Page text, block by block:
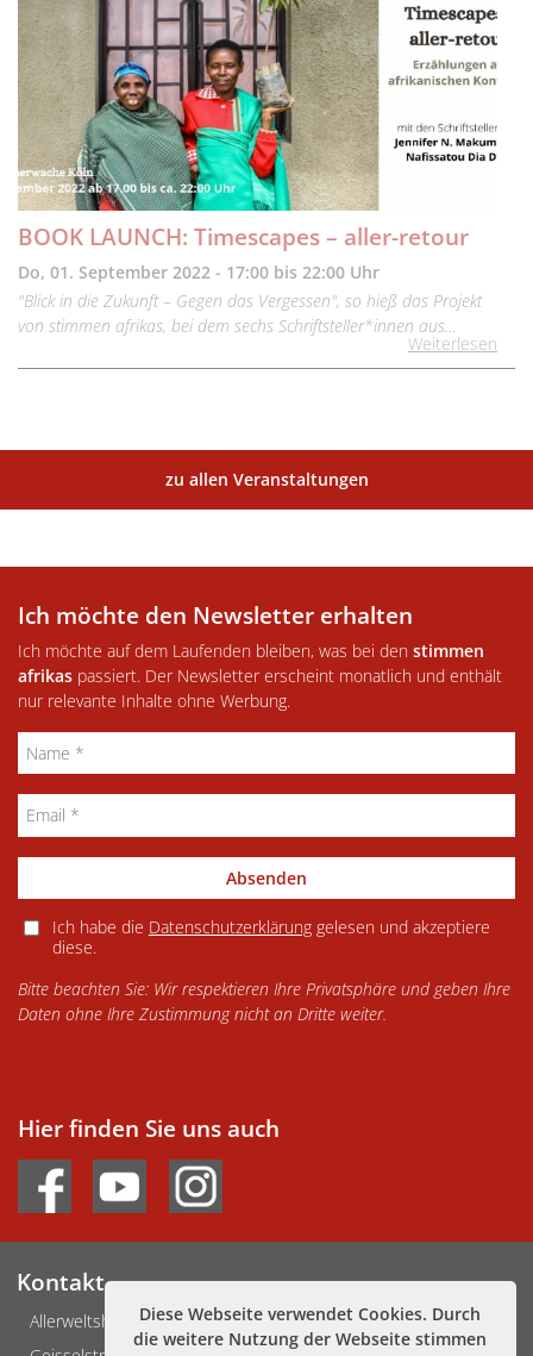
Diese Webseite verwendet Cookies. Durch
die weitere Nutzung der Webseite stimmen
BOOK LAUNCH: Timescapes – aller-retour
Do, 01. September 2022 - 17:00 bis 22:00 Uhr
"Blick in die Zukunft – Gegen das Vergessen", so hieß das Projekt
von stimmen afrikas, bei dem sechs Schriftsteller*innen aus…
Weiterlesen
zu allen Veranstaltungen
Ich möchte den Newsletter erhalten
Ich möchte auf dem Laufenden bleiben, was bei den stimmen
afrikas passiert. Der Newsletter erscheint monatlich und enthält
nur relevante Inhalte ohne Werbung.
Absenden
Ich habe die Datenschutzerklärunggelesen und akzeptiere
diese.
Bitte beachten Sie: Wir respektieren Ihre Privatsphäre und geben Ihre
Daten ohne Ihre Zustimmung nicht an Dritte weiter.
Hier finden Sie uns auch
Kontakt
Allerweltshaus Köln e.V.